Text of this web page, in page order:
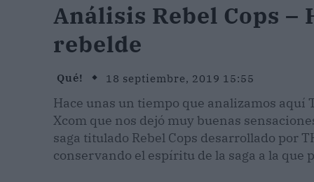
Análisis Rebel Cops –
rebelde
Qué! 18 septiembre, 2019 15:55
Hace unas un tiempo que analizamos aquí
Xcom que nos dejó muy buenas
saga titulado Rebel Cops desarrollado por
conservando el espíritu de la saga a la que